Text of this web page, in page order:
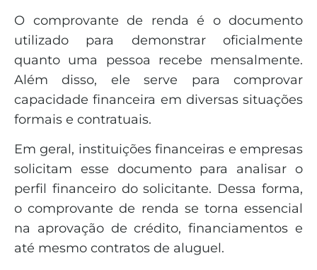
O comprovante de renda é o documento
utilizado para demonstrar oficialmente
quanto uma pessoa recebe mensalmente.
Além disso, ele serve para comprovar
capacidade financeira em diversas situações
formais e contratuais.
Em geral, instituições financeiras e empresas
solicitam esse documento para analisar o
perfil financeiro do solicitante. Dessa forma,
o comprovante de renda se torna essencial
na aprovação de crédito, financiamentos e
até mesmo contratos de aluguel.